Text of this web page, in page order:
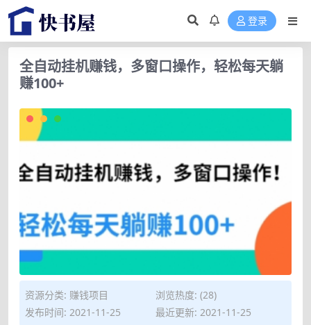
登录
全自动挂机赚钱，多窗口操作，轻松每天躺
赚100+
资源分类: 赚钱项目
浏览热度: (28)
发布时间: 2021-11-25
最近更新: 2021-11-25